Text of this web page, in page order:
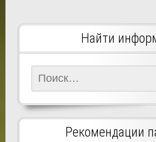
Найти
Найти:
Рекомендации